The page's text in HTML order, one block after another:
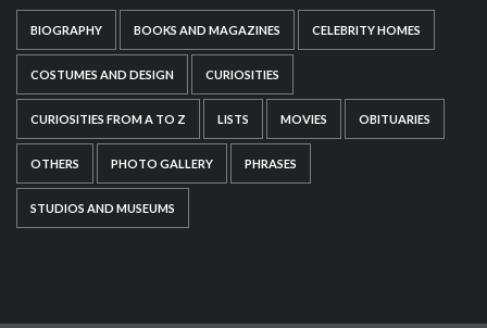
BIOGRAPHY BOOKS AND MAGAZINES CELEBRITY HOMES
COSTUMES AND DESIGN CURIOSITIES
CURIOSITIES FROM A TO Z LISTS MOVIES OBITUARIES
OTHERS PHOTO GALLERY PHRASES
STUDIOS AND MUSEUMS